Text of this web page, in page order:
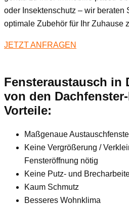
oder Insektenschutz – wir beraten
optimale Zubehör für Ihr Zuhause
JETZT ANFRAGEN
Fensteraustausch in
von den
Vorteile:
Maßgenaue
Keine Vergrößerung /
Fensteröffnung nötig
Keine Putz- und
Kaum Schmutz
Besseres Wohnklima